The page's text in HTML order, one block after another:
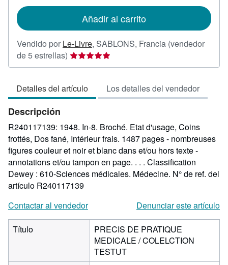
envío
Añadir al carrito
Vendido por Le-Livre, SABLONS, Francia (vendedor
de 5 estrellas) Calificación
del
5
de
estrellas
Detalles del artículo Los detalles del vendedor
Descripción
R240117139: 1948. In-8. Broché. Etat d'usage, Coins
frottés, Dos fané, Intérieur frais. 1487 pages - nombreuses
figures couleur et noir et blanc dans et/ou hors texte -
annotations et/ou tampon en page. . . . Classification
Dewey : 610-Sciences médicales. Médecine. N° de ref. del
artículo R240117139
Contactar al vendedor
Denunciar este artículo
Título
PRECIS DE PRATIQUE
MEDICALE / COLELCTION
TESTUT